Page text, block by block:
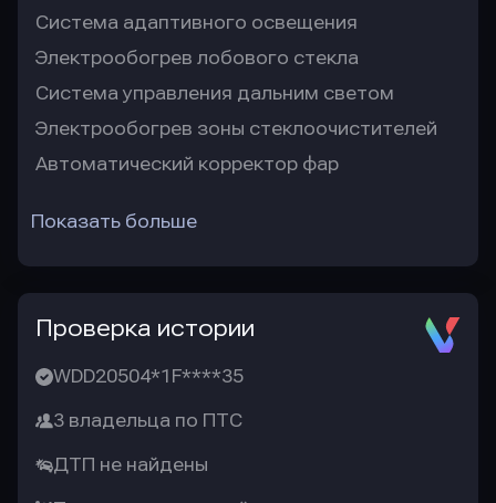
Система адаптивного освещения
Электрообогрев лобового стекла
Система управления дальним светом
Электрообогрев зоны стеклоочистителей
Автоматический корректор фар
Показать больше
Проверка истории
WDD20504*1F****35
3 владельца по ПТС
ДТП не найдены